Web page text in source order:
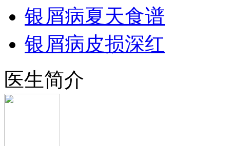
银屑病夏天食谱
银屑病皮损深红
医生简介